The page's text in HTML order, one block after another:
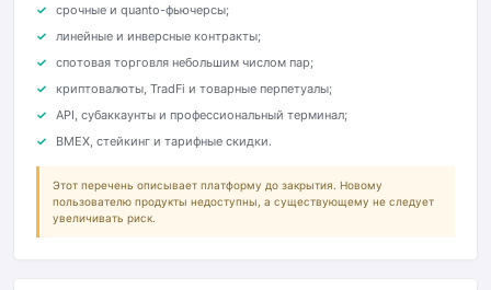
срочные и quanto-фьючерсы;
линейные и инверсные контракты;
спотовая торговля небольшим числом пар;
криптовалюты, TradFi и товарные перпетуалы;
API, субаккаунты и профессиональный терминал;
BMEX, стейкинг и тарифные скидки.
Этот перечень описывает платформу до закрытия. Новому
пользователю продукты недоступны, а существующему не следует
увеличивать риск.